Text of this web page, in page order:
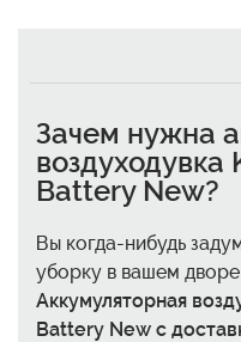
Зачем нужна
воздуходувка
Battery New?
Вы когда-нибудь
уборку в вашем
Аккумуляторная
Battery New с